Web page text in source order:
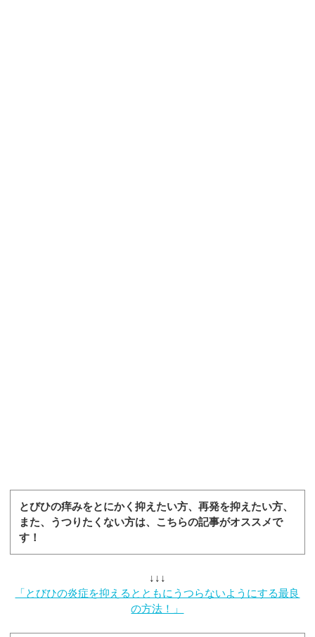
とびひの痒みをとにかく抑えたい方、再発を抑えたい方、
また、うつりたくない方は、こちらの記事がオススメで
す！
↓↓↓
「とびひの炎症を抑えるとともにうつらないようにする最良
の方法！」